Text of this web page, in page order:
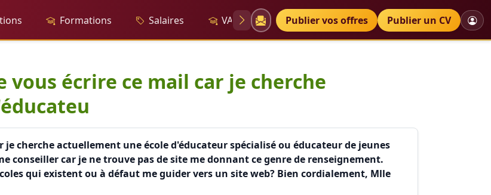
Formations Salaires VAE Diplômes Petites annonces
Publier vos offres Publier un CV
ce mail car je cherche actuellement une école d'éducateu
vous écrire ce mail car je cherche
je cherche actuellement une école d'éducateur spécialisé ou éducateur de jeunes
conseiller car je ne trouve pas de site me donnant ce genre de renseignement.
qui existent ou à défaut me guider vers un site web? Bien cordialement, Mlle